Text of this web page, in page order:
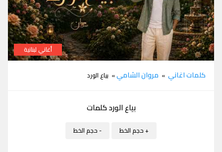
أغاني لبنانية
كلمات اغاني » مروان الشامي» بياع الورد
بياع الورد كلمات
+ حجم الخط - حجم الخط